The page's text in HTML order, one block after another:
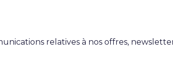
relatives à nos offres,